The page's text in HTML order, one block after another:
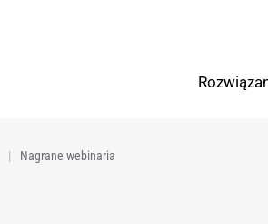
Nagrane webinaria